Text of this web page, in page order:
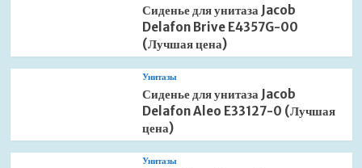
Сиденье для унитаза Jacob
Delafon Brive E4357G-00
(Лучшая цена)
Унитазы
Сиденье для унитаза Jacob
Delafon Aleo E33127-0 (Лучшая
цена)
Унитазы